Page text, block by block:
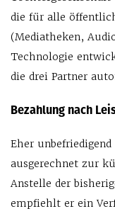
die für alle
(Mediatheken,
Technologie
die drei Partner
Bezahlung nach
Eher
ausgerechnet zur
Anstelle der
empfiehlt er ein